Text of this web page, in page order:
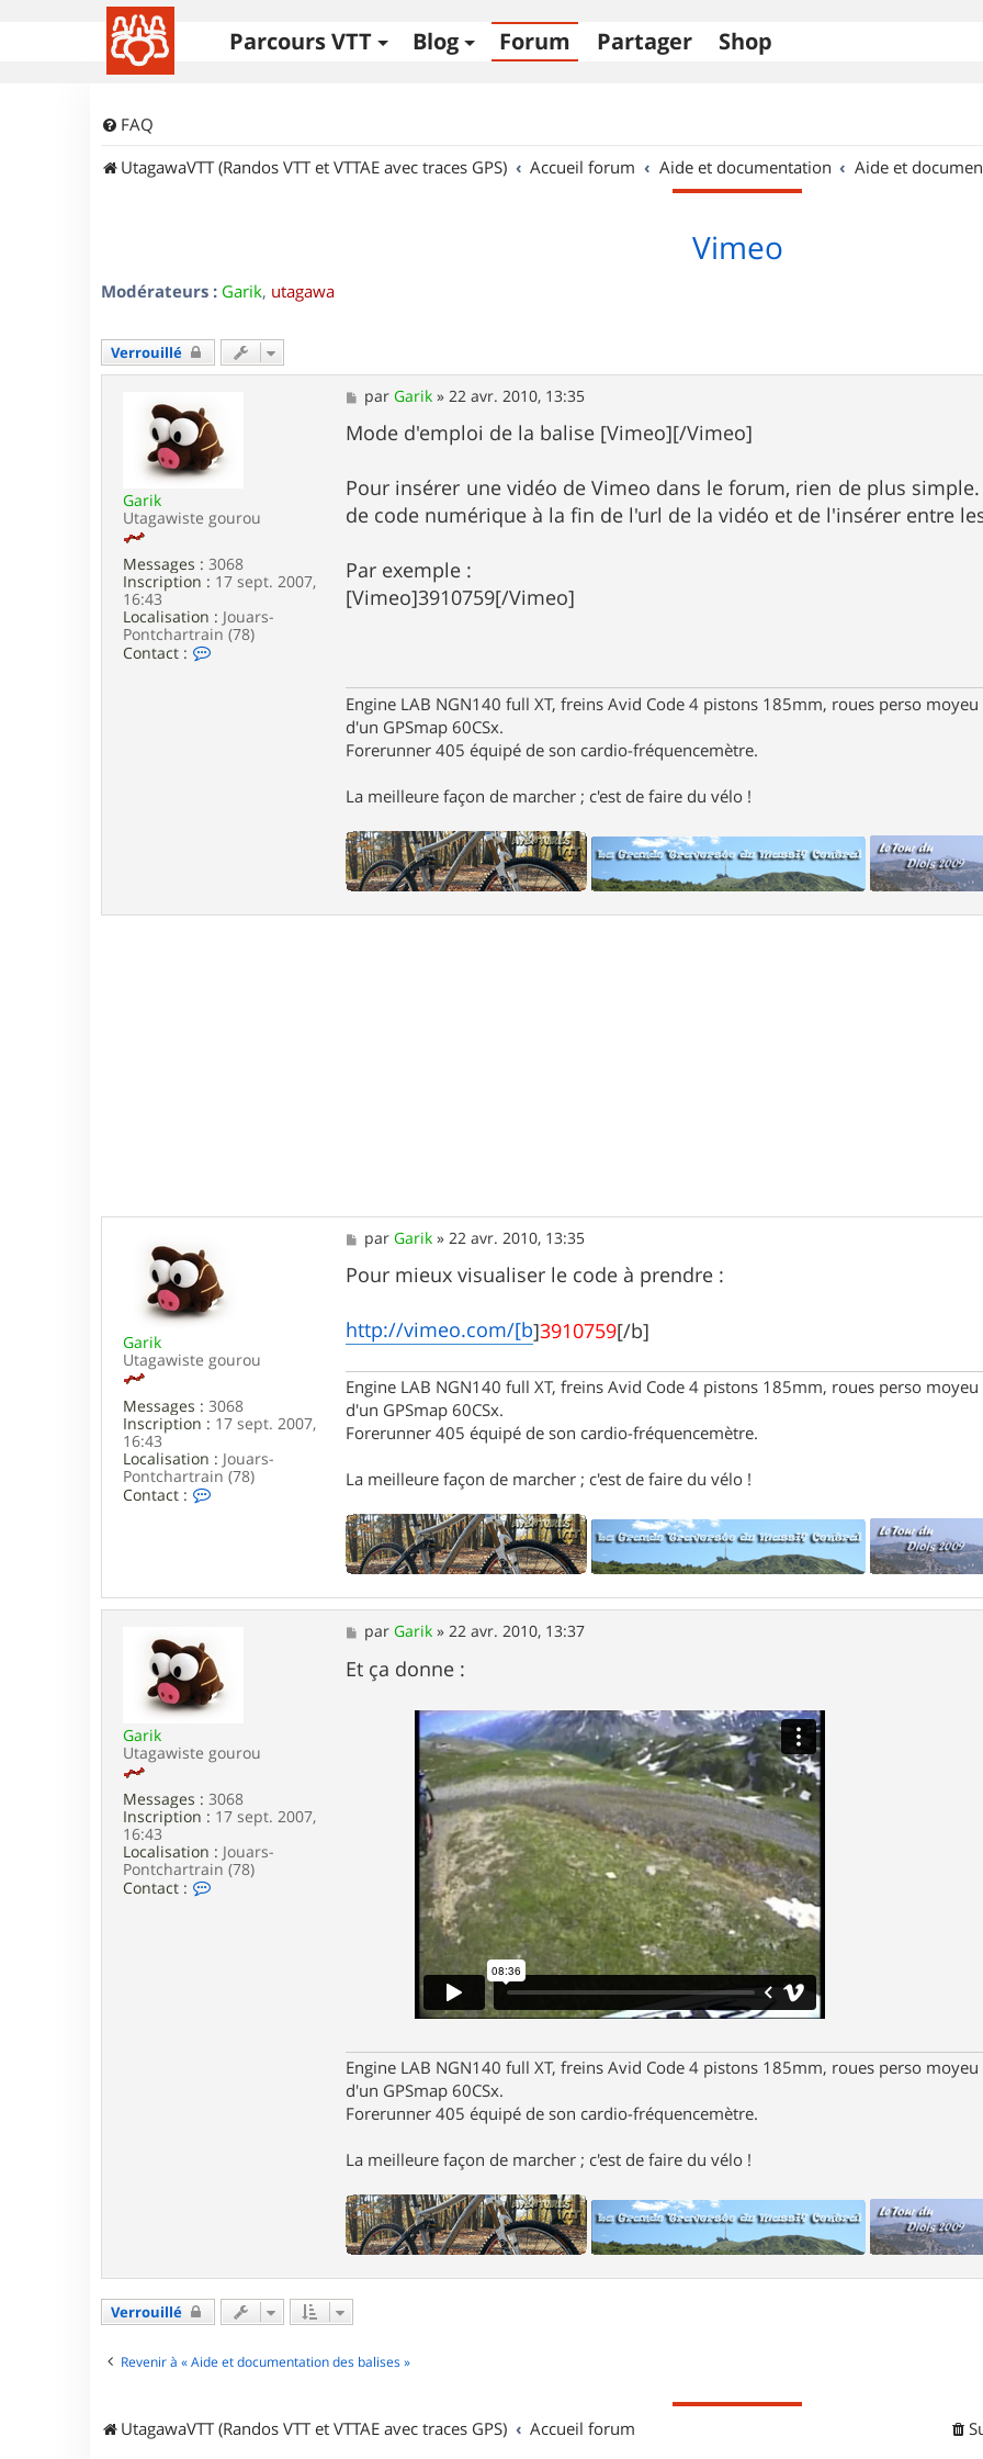
Parcours VTT Blog Forum Partager Shop
FAQ
UtagawaVTT (Randos VTT et VTTAE avec traces GPS)
Accueil forum Aide et documentation Aide et
Vimeo
Modérateurs : Garik, utagawa
Verrouillé
Garik
Utagawiste gourou
Messages : 3068
Inscription : 17 sept. 2007,
16:43
Localisation : Jouars-
Pontchartrain (78)
Contact :
M
e
s
s
g
e
parGarik »22 avr. 2010, 13:35
Mode d'emploi de la balise [Vimeo][/Vimeo]
Pour insérer une vidéo de Vimeo dans le forum, rien de plus
de code numérique à la fin de l'url de la vidéo et de l'insérer entre
Par exemple :
[Vimeo]3910759[/Vimeo]
Engine LAB NGN140 full XT, freins Avid Code 4 pistons 185mm, roues perso
d'un GPSmap 60CSx.
Forerunner 405 équipé de son cardio-fréquencemètre.
La meilleure façon de marcher ; c'est de faire du vélo !
Garik
Utagawiste gourou
Messages : 3068
Inscription : 17 sept. 2007,
16:43
Localisation : Jouars-
Pontchartrain (78)
Contact :
t
e
a
r
i
M
e
s
s
g
e
parGarik » 22 avr. 2010, 13:35
Pour mieux visualiser le code à prendre :
http://vimeo.com/[b]3910759[/b]
Engine LAB NGN140 full XT, freins Avid Code 4 pistons 185mm, roues perso
d'un GPSmap 60CSx.
Forerunner 405 équipé de son cardio-fréquencemètre.
La meilleure façon de marcher ; c'est de faire du vélo !
Garik
Utagawiste gourou
Messages : 3068
Inscription : 17 sept. 2007,
16:43
Localisation : Jouars-
Pontchartrain (78)
Contact :
M
e
s
s
parGarik »22 avr. 2010, 13:37
Et ça donne :
Engine LAB NGN140 full XT, freins Avid Code 4 pistons 185mm, roues perso
d'un GPSmap 60CSx.
Forerunner 405 équipé de son cardio-fréquencemètre.
La meilleure façon de marcher ; c'est de faire du vélo !
Verrouillé
Revenir à « Aide et documentation des balises »
UtagawaVTT (Randos VTT et VTTAE avec traces GPS) Accueil forum